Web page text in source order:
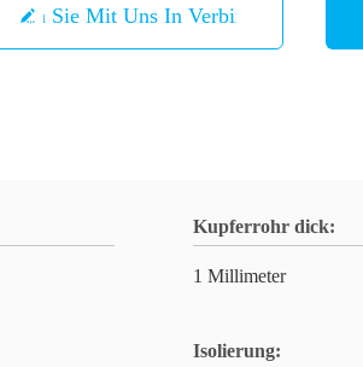
Treten Sie Mit Uns In Verbindung
Kupferrohr dick:
1 Millimeter
Isolierung: